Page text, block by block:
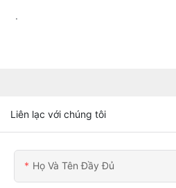
.
Liên lạc với chúng tôi
Họ Và Tên Đầy Đủ